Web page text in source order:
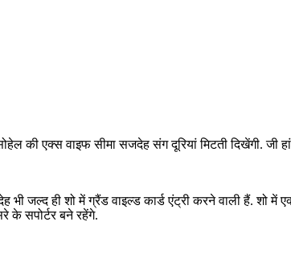
की एक्स वाइफ सीमा सजदेह संग दूरियां मिटती दिखेंगी.
जल्द ही शो में ग्रैंड वाइल्ड कार्ड एंट्री करने वाली हैं.
के सपोर्टर बने रहेंगे.